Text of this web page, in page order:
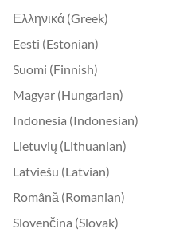
Ελληνικά (Greek)
Eesti (Estonian)
Suomi (Finnish)
Magyar (Hungarian)
Indonesia (Indonesian)
Lietuvių (Lithuanian)
Latviešu (Latvian)
Română (Romanian)
Slovenčina (Slovak)